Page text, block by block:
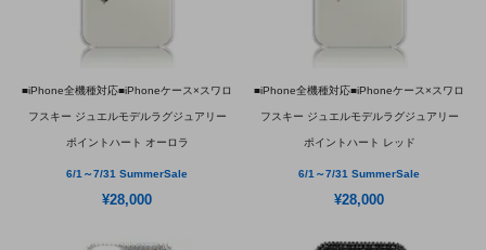
■iPhone全機種対応■iPhoneケース×スワロ
フスキー ジュエルモデルラグジュアリー
ポイントハート オーロラ
6/1～7/31 SummerSale
¥28,000
■iPhone全機種対応■iPhoneケース×スワロ
フスキー ジュエルモデルラグジュアリー
ポイントハート レッド
6/1～7/31 SummerSale
¥28,000